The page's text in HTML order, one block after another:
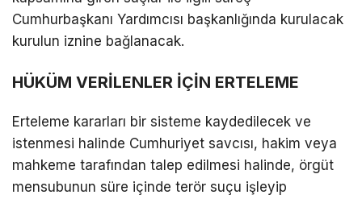
Cumhurbaşkanı Yardımcısı başkanlığında kurulacak
kurulun iznine bağlanacak.
HÜKÜM VERİLENLER İÇİN ERTELEME
Erteleme kararları bir sisteme kaydedilecek ve
istenmesi halinde Cumhuriyet savcısı, hakim veya
mahkeme tarafından talep edilmesi halinde, örgüt
mensubunun süre içinde terör suçu işleyip